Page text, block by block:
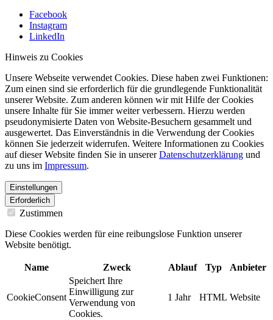
Facebook
Instagram
LinkedIn
Hinweis zu Cookies
Unsere Webseite verwendet Cookies. Diese haben zwei Funktionen:
Zum einen sind sie erforderlich für die grundlegende Funktionalität
unserer Website. Zum anderen können wir mit Hilfe der Cookies
unsere Inhalte für Sie immer weiter verbessern. Hierzu werden
pseudonymisierte Daten von Website-Besuchern gesammelt und
ausgewertet. Das Einverständnis in die Verwendung der Cookies
können Sie jederzeit widerrufen. Weitere Informationen zu Cookies
auf dieser Website finden Sie in unsererDatenschutzerklärung und
zu uns im Impressum.
Einstellungen
Erforderlich
Zustimmen
Diese Cookies werden für eine reibungslose Funktion unserer
Website benötigt.
Name Zweck Ablauf Typ Anbieter
CookieConsent
Speichert Ihre
Einwilligung zur
Verwendung von
Cookies.
1 Jahr HTML Website